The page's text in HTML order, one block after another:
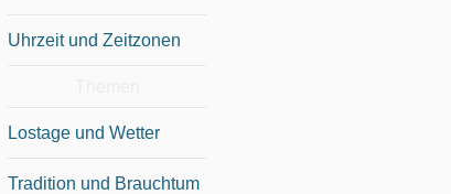
Uhrzeit und Zeitzonen
Lostage und Wetter
Tradition und Brauchtum